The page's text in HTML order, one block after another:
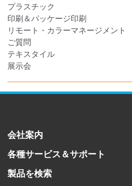
プラスチック
印刷＆パッケージ印刷
リモート・カラーマネージメント
ご質問
テキスタイル
展示会
会社案内
各種サービス＆サポート
製品を検索